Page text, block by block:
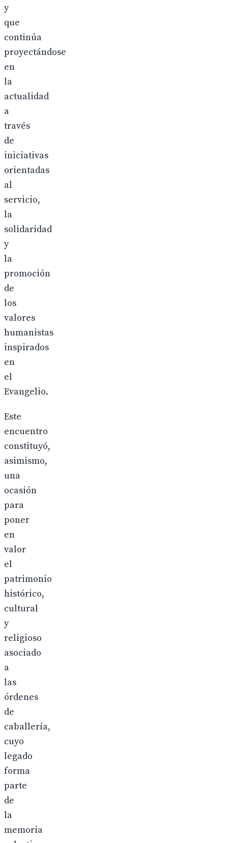
y
que
continúa
proyectándose
en
la
actualidad
a
través
de
iniciativas
orientadas
al
servicio,
la
solidaridad
y
la
promoción
de
los
valores
humanistas
inspirados
en
el
Evangelio.
Este
encuentro
constituyó,
asimismo,
una
ocasión
para
poner
en
valor
el
patrimonio
histórico,
cultural
y
religioso
asociado
a
las
órdenes
de
caballería,
cuyo
legado
forma
parte
de
la
memoria